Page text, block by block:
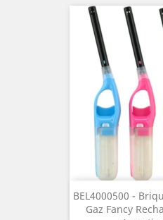
BEL4000500 -
Gaz Fancy